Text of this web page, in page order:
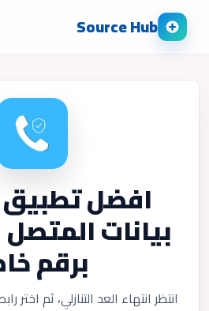
Source Hub
افضل
بيانات
برقم
انتظر انتهاء العد التنازلي، ثم اختر